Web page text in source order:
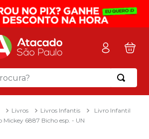
Livros Livros Infantis
Livro Infantil
Mickey 6887 Bicho esp. - UN